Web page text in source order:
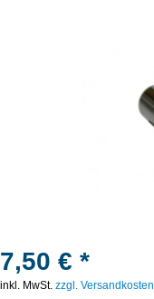
7,50 € *
inkl. MwSt. zzgl. Versandkosten